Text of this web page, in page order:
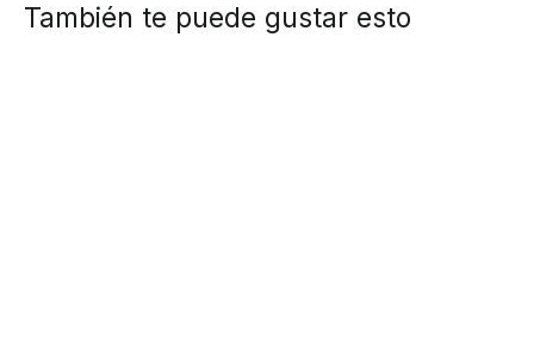
También te puede gustar esto